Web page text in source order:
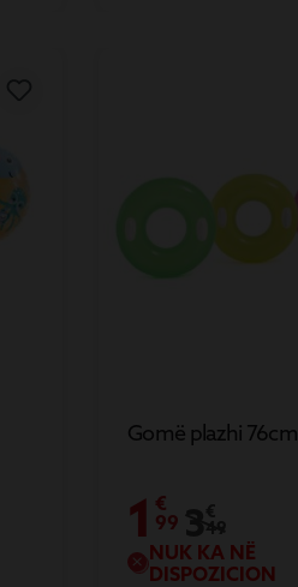
Gomë plazhi 76cm
1 €
99
NUK KA NË
DISPOZICION